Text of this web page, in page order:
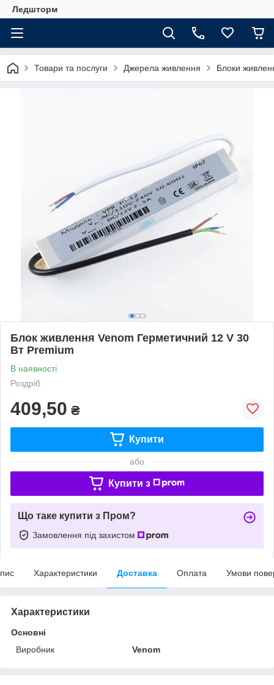
Ледшторм
Товари та послуги Джерела живлення Блоки
Блок живлення Venom Герметичний 12 V 30
Вт Premium
В наявності
Роздріб
409,50 ₴
Купити
або
Купити з
Що таке купити з Пром?
Замовлення під захистом
Характеристики Доставка Оплата Умови
Характеристики
Основні
Виробник
Venom